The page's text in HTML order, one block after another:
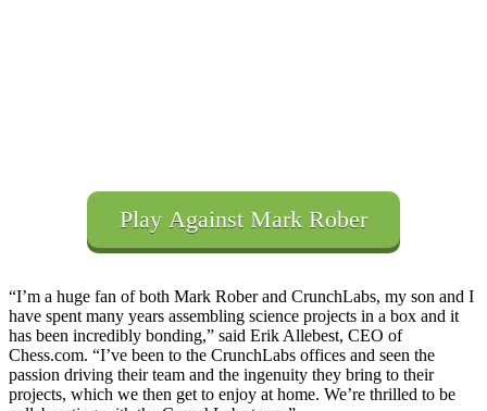
Play Against Mark Rober
“I’m a huge fan of both Mark Rober and CrunchLabs, my son and I
have spent many years assembling science projects in a box and it
has been incredibly bonding,” said Erik Allebest, CEO of
Chess.com. “I’ve been to the CrunchLabs offices and seen the
passion driving their team and the ingenuity they bring to their
projects, which we then get to enjoy at home. We’re thrilled to be